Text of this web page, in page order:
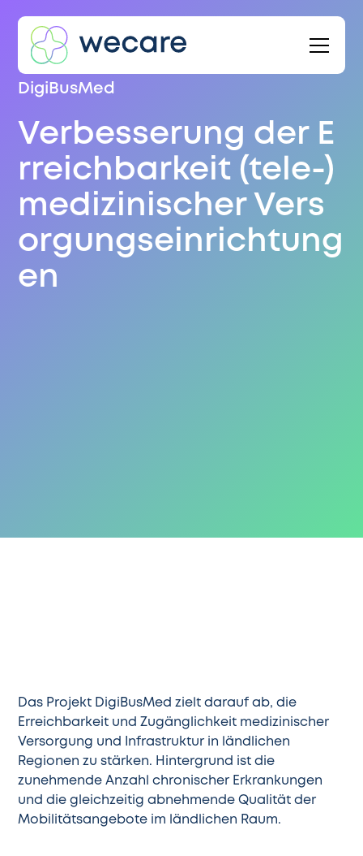
DigiBusMed
Verbesserung der E
rreichbarkeit (tele-)
medizinischer Vers
orgungseinrichtung
en
Das Projekt DigiBusMed zielt darauf ab, die
Erreichbarkeit und Zugänglichkeit medizinischer
Versorgung und Infrastruktur in ländlichen
Regionen zu stärken. Hintergrund ist die
zunehmende Anzahl chronischer Erkrankungen
und die gleichzeitig abnehmende Qualität der
Mobilitätsangebote im ländlichen Raum.